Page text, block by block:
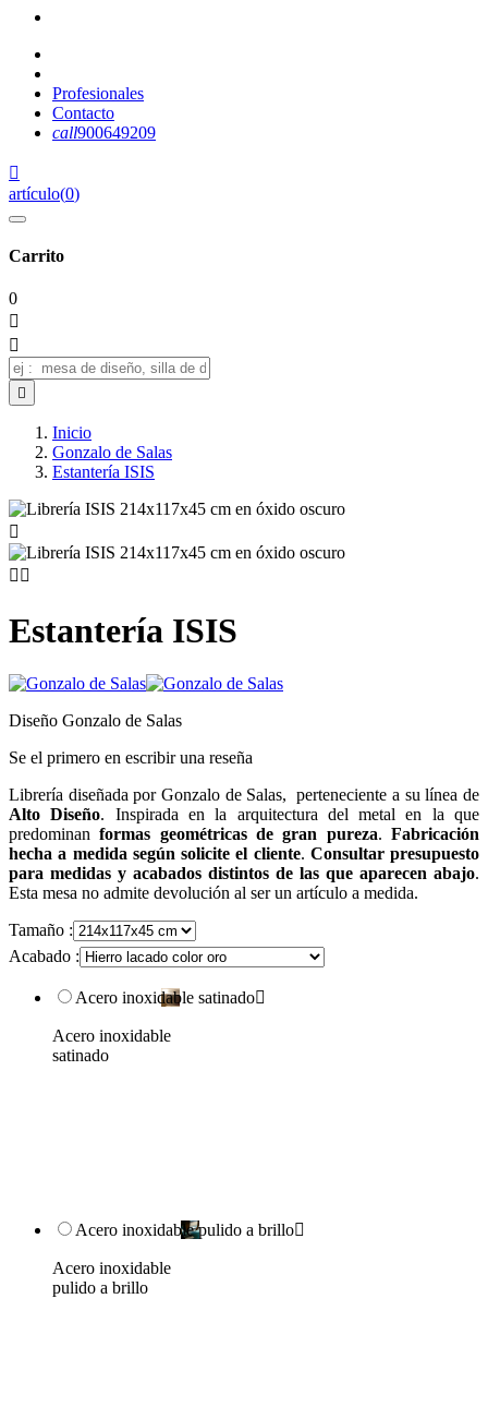
Profesionales
Contacto
call900649209

artículo(0)
Carrito
0



Inicio
Gonzalo de Salas
Estantería ISIS

 
Estantería ISIS
Diseño Gonzalo de Salas
Se el primero en escribir una reseña
Librería diseñada por Gonzalo de Salas, perteneciente a su línea de
Alto Diseño. Inspirada en la arquitectura del metal en la que
predominanformas geométricas de gran pureza.Fabricación
hecha a medida según solicite el cliente. Consultar presupuesto
para medidas y acabados distintos de las que aparecen abajo.
Esta mesa no admite devolución al ser un artículo a medida.
Tamaño :
Acabado :
Acero inoxidable satinado
Acero inoxidable
satinado
Acero inoxidable pulido a brillo
Acero inoxidable
pulido a brillo